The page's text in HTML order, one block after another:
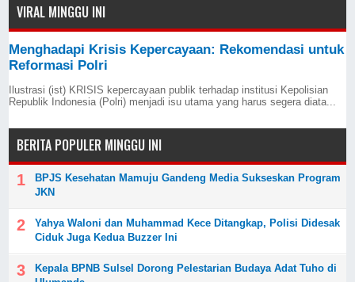
VIRAL MINGGU INI
Menghadapi Krisis Kepercayaan: Rekomendasi untuk
Reformasi Polri
Ilustrasi (ist) KRISIS kepercayaan publik terhadap institusi Kepolisian
Republik Indonesia (Polri) menjadi isu utama yang harus segera diata...
BERITA POPULER MINGGU INI
BPJS Kesehatan Mamuju Gandeng Media Sukseskan Program
JKN
Yahya Waloni dan Muhammad Kece Ditangkap, Polisi Didesak
Ciduk Juga Kedua Buzzer Ini
Kepala BPNB Sulsel Dorong Pelestarian Budaya Adat Tuho di